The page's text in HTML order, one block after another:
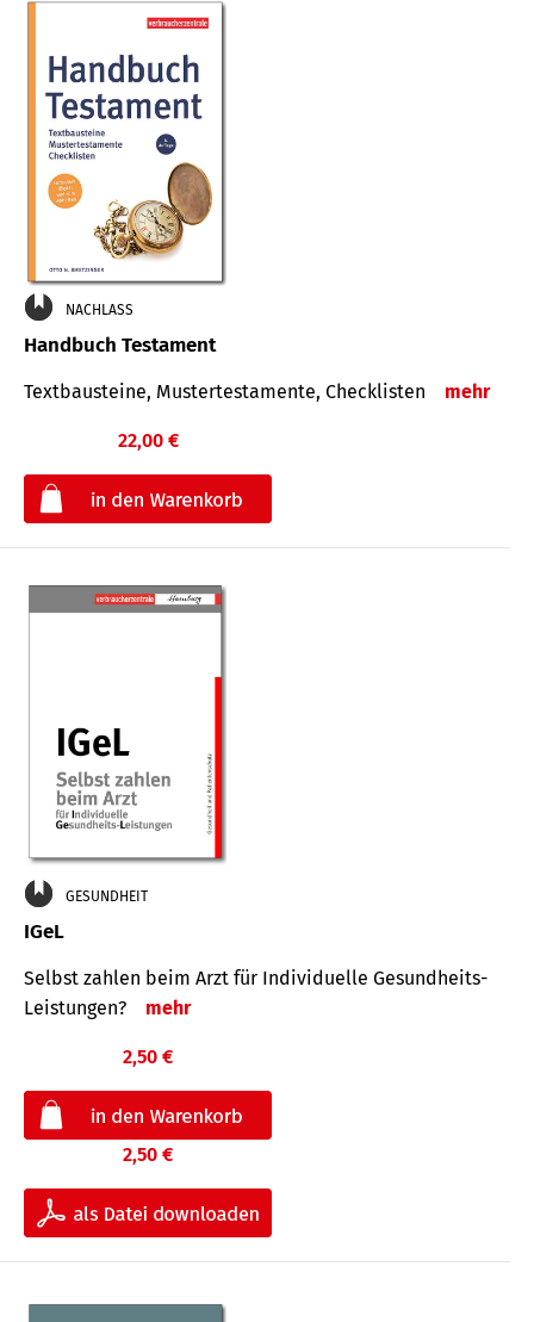
NACHLASS
Handbuch Testament
Textbausteine, Mustertestamente, Checklisten mehr
22,00 €
GESUNDHEIT
IGeL
Selbst zahlen beim Arzt für Indi­vidu­elle Gesund­heits-
Leis­tungen?
mehr
2,50 €
2,50 €